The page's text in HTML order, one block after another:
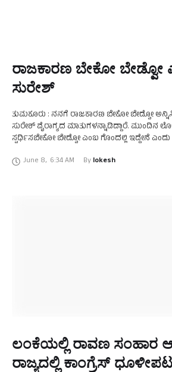
ರಾಜಕಾರಣ ಬೇಕೋ ಬೇಡ್ವೋ
ಸುರೇಶ್
ತುಮಕೂರು : ನನಗೆ ರಾಜಕಾರಣ ಬೇಕೋ ಬೇಡ್ವೋ
ಸುರೇಶ್ ವೈರಾಗ್ಯದ ಮಾತುಗಳನ್ನಾಡಿದ್ದಾರೆ. ಮುಂದಿನ
ಸ್ಪರ್ಧಿಸಬೇಕೋ ಬೇಡ್ವೋ ಎಂಬ ಗೊಂದಲ್ಲಿ ಇದ್ದೇನೆ ಎಂದು
June 8, 6:34 AM By lokesh
ಲಂಕೆಯಲ್ಲಿ ರಾವಣ ಸಂಹಾರ
ರಾಜ್ಯದಲ್ಲಿ ಕಾಂಗ್ರೆಸ್